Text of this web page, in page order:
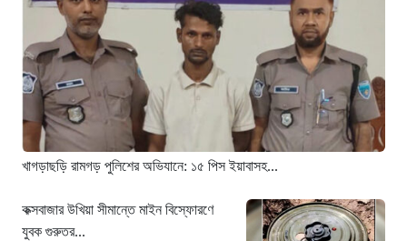
ঢাকা চট্টগ্রাম মহাসড়ক স্টার লাইন বাসের
ধাক্কায় অটোরিকশা চালক নিহত
১৫ ঘণ্টা আগে
হামে আরও ৬ শিশুর মৃত্যু, নতুন করে
আক্রান্ত ৮৫ জন
১৮ ঘণ্টা আগে
দেড় বছরে শতাধিক দুর্ঘটনা
খাগড়াছড়ি রামগড় পুলিশের অভিযানে: ১৫ পিস ইয়াবাসহ...
কক্সবাজার উখিয়া সীমান্তে মাইন বিস্ফোরণে
যুবক গুরুতর...